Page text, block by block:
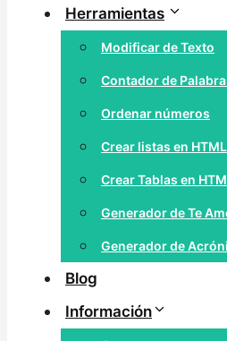
Herramientas
Modificar de Texto
Contador de
Ordenar números
Crear listas en HTML
Crear Tablas en
Generador de Te
Generador de
Blog
Información